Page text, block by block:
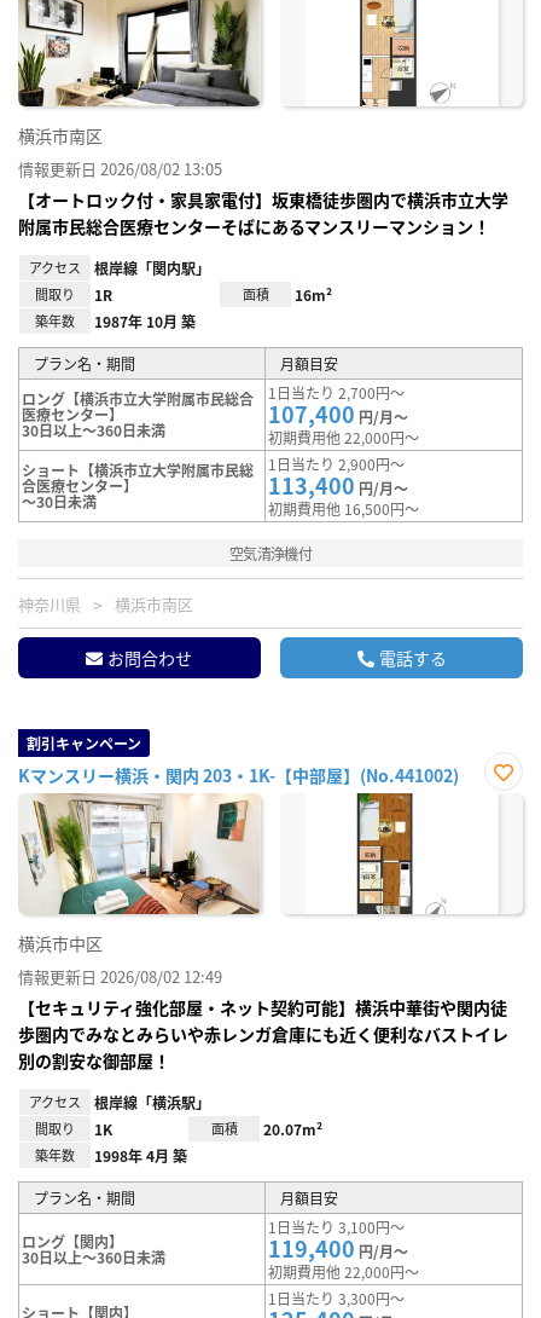
横浜市南区
情報更新日 2026/08/02 13:05
【オートロック付・家具家電付】坂東橋徒歩圏内で横浜市立大学
附属市民総合医療センターそばにあるマンスリーマンション！
アクセス 根岸線「関内駅」
間取り 1R 面積 16m²
築年数 1987年 10月 築
プラン名・期間
月額目安
ロング【横浜市立大学附属市民総合
医療センター】
30日以上～360日未満
1日当たり 2,700円～
107,400 円/月～
初期費用他 22,000円～
ショート【横浜市立大学附属市民総
合医療センター】
～30日未満
1日当たり 2,900円～
113,400 円/月～
初期費用他 16,500円～
空気清浄機付
神奈川県 横浜市南区
お問合わせ 電話する
割引キャンペーン
Kマンスリー横浜・関内 203・1K-【中部屋】(No.441002)
お気
横浜市中区
情報更新日 2026/08/02 12:49
【セキュリティ強化部屋・ネット契約可能】横浜中華街や関内徒
歩圏内でみなとみらいや赤レンガ倉庫にも近く便利なバストイレ
別の割安な御部屋！
アクセス 根岸線「横浜駅」
間取り 1K 面積 20.07m²
築年数 1998年 4月 築
プラン名・期間 月額目安
ロング【関内】
30日以上～360日未満
1日当たり 3,100円～
119,400 円/月～
初期費用他 22,000円～
ショート【関内】
1日当たり 3,300円～